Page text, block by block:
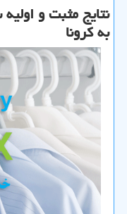
نتایج مثبت و
به كرونا